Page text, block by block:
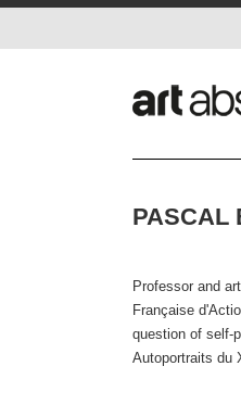
PASCAL
Professor and
Française
question of self-
Autoportraits du